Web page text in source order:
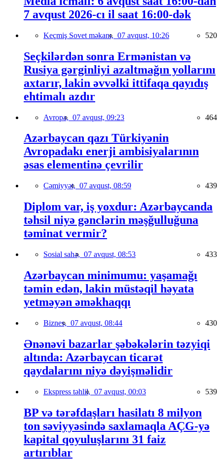
7 avqust 2026-cı il saat 16:00-dək
Keçmiş Sovet məkanı, 07 avqust, 10:26 520
Seçkilərdən sonra Ermənistan və
Rusiya gərginliyi azaltmağın yollarını
axtarır, lakin əvvəlki ittifaqa qayıdış
ehtimalı azdır
Avropa, 07 avqust, 09:23 464
Azərbaycan qazı Türkiyənin
Avropadakı enerji ambisiyalarının
əsas elementinə çevrilir
Cəmiyyət, 07 avqust, 08:59 439
Diplom var, iş yoxdur: Azərbaycanda
təhsil niyə gənclərin məşğulluğuna
təminat vermir?
Sosial sahə, 07 avqust, 08:53 433
Azərbaycan minimumu: yaşamağı
təmin edən, lakin müstəqil həyata
yetməyən əməkhaqqı
Biznes, 07 avqust, 08:44 430
Ənənəvi bazarlar şəbəkələrin təzyiqi
altında: Azərbaycan ticarət
qaydalarını niyə dəyişməlidir
Ekspress təhlil, 07 avqust, 00:03 539
BP və tərəfdaşları hasilatı 8 milyon
ton səviyyəsində saxlamaqla AÇG-yə
kapital qoyuluşlarını 31 faiz
artırıblar